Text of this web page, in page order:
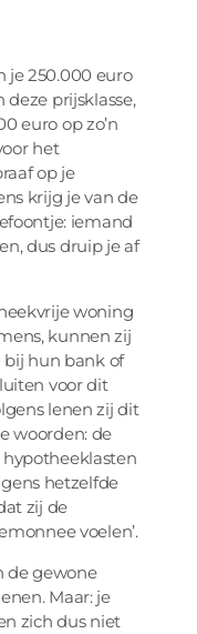
je 250.000 euro
prijsklasse,
euro op zo’n
het
op je
krijg je van de
iemand
dus druip je af
woning
kunnen zij
bij hun bank of
voor dit
lenen zij dit
woorden: de
hetzelfde
zij de
voelen’.
de gewone
Maar: je
zich dus niet